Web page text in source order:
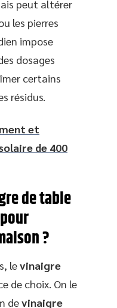
peut altérer
les pierres
impose
dosages
certains
résidus.
et
de 400
de table
?
levinaigre
de choix. On le
devinaigre